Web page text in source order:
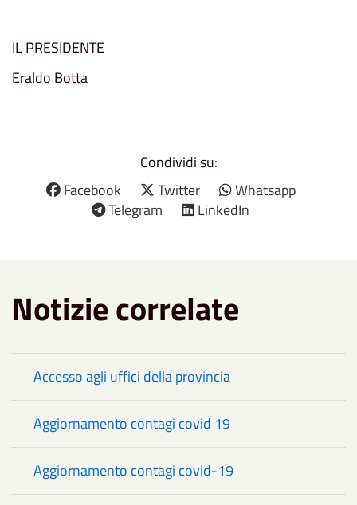
IL PRESIDENTE
Eraldo Botta
Condividi su:
Facebook
Twitter
Whatsapp
Telegram
LinkedIn
Notizie correlate
Accesso agli uffici della provincia
Aggiornamento contagi covid 19
Aggiornamento contagi covid-19